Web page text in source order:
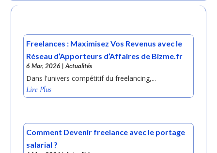
Freelances : Maximisez Vos Revenus avec le
Réseau d’Apporteurs d’Affaires de Bizme.fr
6 Mar, 2026 |Actualités
Dans l'univers compétitif du freelancing,...
Lire Plus
Comment Devenir freelance avec le portage
salarial ?